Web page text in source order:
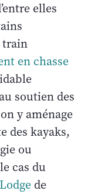
elles
train
en chasse
soutien des
y aménage
des kayaks,
ou
cas du
de